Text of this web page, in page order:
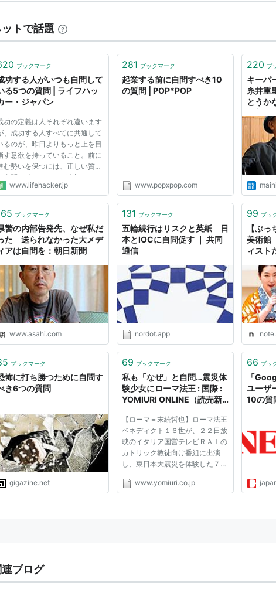
としても焦りが遠のいて冷静さを取り戻すこ…
トで話題
ブックマーク
功する人がいつも自問して
る5つの質問 | ライフハッ
ー・ジャパン
功の定義は人それぞれ違います
、成功する人すべてに共通して
るのが、昨日よりもっと上を目
す意欲を持っていること。前に
む勢いを保つには、正しい質問
を自問し続けることが大切です。
を探す、自分の経営する会社の
1段のぼるなど、どんな目的で
あれ、定期的に自分を見つめ...
www.lifehacker.jp
281 ブックマーク
起業する前に自問すべき10
の質問 | POP*POP
www.popxpop.com
220 ブ
キーパ
糸井重
とうか
ブックマーク
警の内部告発先、なぜ私だ
た 送られなかった大メデ
アは自問を：朝日新聞
www.asahi.com
131 ブックマーク
五輪続行はリスクと英紙 日
本とIOCに自問促す ｜ 共同
通信
nordot.app
99 ブッ
【ぶ
美術館
ィスト
館65年
家たち
表会と
小田原
ビュー
ブックマーク
怖に打ち勝つために自問す
き6つの質問
gigazine.net
69 ブックマーク
私も「なぜ」と自問…震災体
験少女にローマ法王 : 国際 :
YOMIURI ONLINE（読売新
【ローマ＝末続哲也】ローマ法王
ベネディクト１６世が、２２日放
映のイタリア国営テレビＲＡＩの
カトリック教徒向け番組に出演
し、東日本大震災を体験した７歳
の日本人少女からの「なぜ子供
も、こんなに悲しい思いをしない
www.yomiuri.co.jp
66 ブッ
「
ユーザ
10の質
連ブログ